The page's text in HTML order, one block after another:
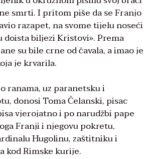
smrti. I pritom piše da se Franjo
razapet, na svome tijelu noseći
doista biljezi Kristovi». Prema
su bile crne od čavala, a imao je
je krvarila.
ranama, uz paranetsku i
donosi Toma Čelanski, pisac
vjerojatno i po narudžbi pape
Franji i njegovu pokretu,
Hugolinu, zaštitniku i
kod Rimske kurije.